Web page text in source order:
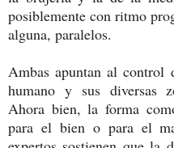
posiblemente con ritmo
alguna, paralelos.
Ambas apuntan al control
humano y sus diversas
Ahora bien, la forma
para el bien o para el